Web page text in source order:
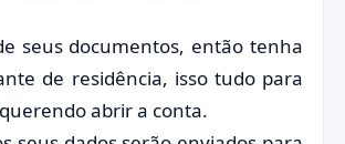
seus documentos, então tenha
de residência, isso tudo para
abrir a conta.